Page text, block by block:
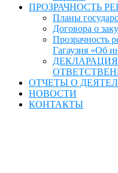
ПРОЗРАЧНОСТЬ
Планы
Договора о
Прозрачность
Гагаузия «Об
ОТЧЕТЫ О
НОВОСТИ
КОНТАКТЫ